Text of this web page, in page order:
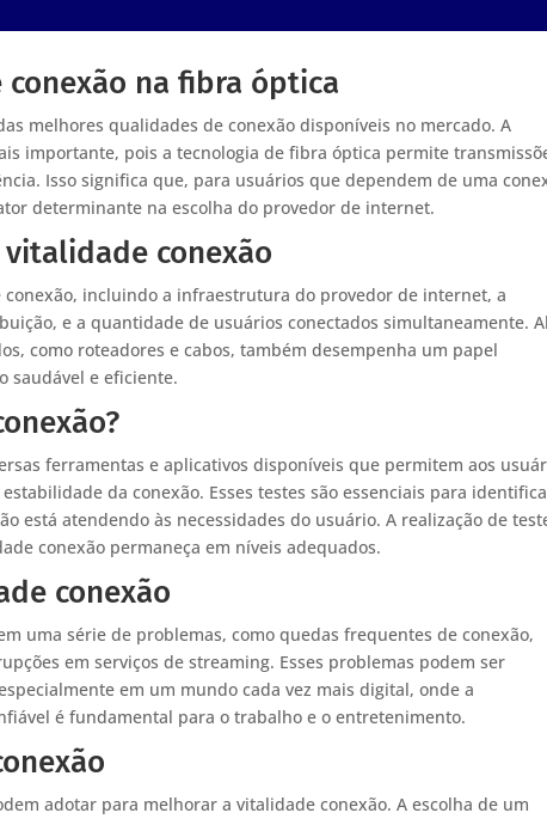
na fibra óptica
melhores qualidades de conexão disponíveis no mercado. A
importante, pois a tecnologia de fibra óptica permite
Isso significa que, para usuários que dependem de uma
determinante na escolha do provedor de internet.
conexão
incluindo a infraestrutura do provedor de internet, a
e a quantidade de usuários conectados simultaneamente.
como roteadores e cabos, também desempenha um papel
saudável e eficiente.
ferramentas e aplicativos disponíveis que permitem aos
da conexão. Esses testes são essenciais para
está atendendo às necessidades do usuário. A realização de
conexão permaneça em níveis adequados.
conexão
uma série de problemas, como quedas frequentes de conexão,
em serviços de streaming. Esses problemas podem ser
em um mundo cada vez mais digital, onde a
é fundamental para o trabalho e o entretenimento.
adotar para melhorar a vitalidade conexão. A escolha de um